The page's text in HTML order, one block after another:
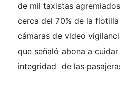
de mil taxistas
cerca del 70% de la
cámaras de video
que señaló abona a
integridad de las